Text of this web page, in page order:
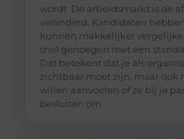
wordt De arbeidsmarkt is de
veranderd. Kandidaten
kunnen makkelijker
snel genoegen met een
Dat betekent dat je als
zichtbaar moet zijn, maar ook
willen aanvoelen of ze bij je
besluiten om